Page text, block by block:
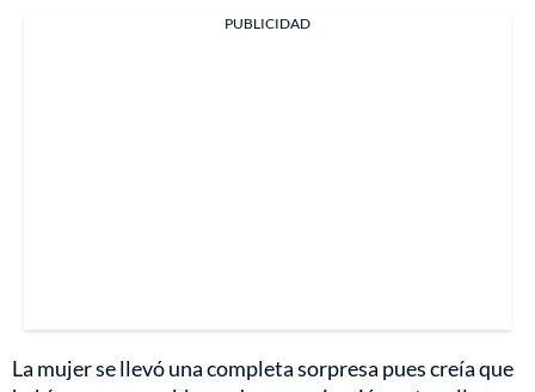
PUBLICIDAD
La mujer se llevó una completa sorpresa pues creía que